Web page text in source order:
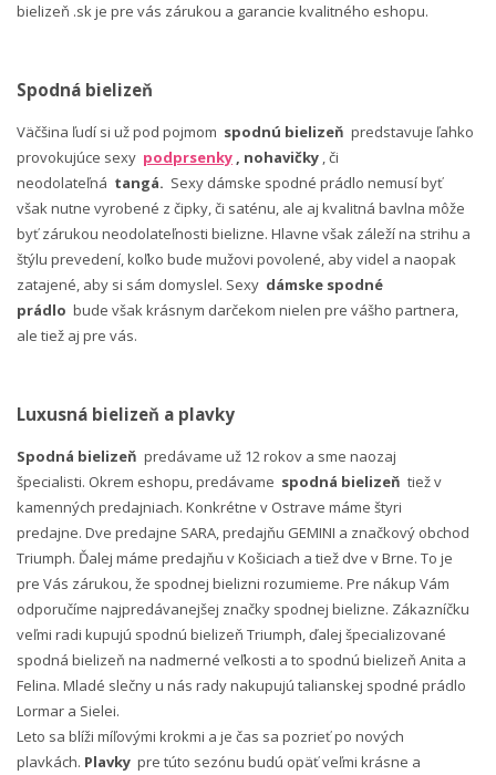
bielizeň .sk je pre vás zárukou a garancie kvalitného eshopu.
Spodná bielizeň
Väčšina ľudí si už pod pojmom spodnú bielizeň predstavuje ľahko
provokujúce sexy podprsenky , nohavičky , či
neodolateľná tangá. Sexy dámske spodné prádlo nemusí byť
však nutne vyrobené z čipky, či saténu, ale aj kvalitná bavlna môže
byť zárukou neodolateľnosti bielizne. Hlavne však záleží na strihu a
štýlu prevedení, koľko bude mužovi povolené, aby videl a naopak
zatajené, aby si sám domyslel. Sexy dámske spodné
prádlo bude však krásnym darčekom nielen pre vášho partnera,
ale tiež aj pre vás.
Luxusná bielizeň a plavky
Spodná bielizeň predávame už 12 rokov a sme naozaj
špecialisti. Okrem eshopu, predávame spodná bielizeň tiež v
kamenných predajniach. Konkrétne v Ostrave máme štyri
predajne. Dve predajne SARA, predajňu GEMINI a značkový obchod
Triumph. Ďalej máme predajňu v Košiciach a tiež dve v Brne. To je
pre Vás zárukou, že spodnej bielizni rozumieme. Pre nákup Vám
odporučíme najpredávanejšej značky spodnej bielizne. Zákazníčku
veľmi radi kupujú spodnú bielizeň Triumph, ďalej špecializované
spodná bielizeň na nadmerné veľkosti a to spodnú bielizeň Anita a
Felina. Mladé slečny u nás rady nakupujú talianskej spodné prádlo
Lormar a Sielei.
Leto sa blíži míľovými krokmi a je čas sa pozrieť po nových
plavkách. Plavky pre túto sezónu budú opäť veľmi krásne a